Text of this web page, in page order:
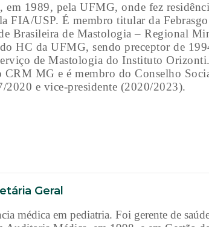
em 1989, pela UFMG, onde fez
FIA/USP. É membro titular da
Brasileira de Mastologia – Regional
HC da UFMG, sendo preceptor de
de Mastologia do Instituto
MG e é membro do Conselho
2020 e vice-presidente (2020/2023).
Geral
médica em pediatria. Foi gerente de